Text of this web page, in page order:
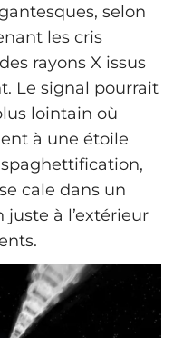
selon
les cris
rayons X issus
Le signal pourrait
lointain où
à une étoile
cale dans un
à l’extérieur